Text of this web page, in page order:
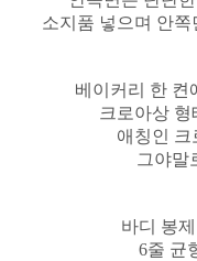
소지품 넣으며 안
베이커리 한 켠
크로아상
애칭인 크
그야말
바디 봉
6줄 균